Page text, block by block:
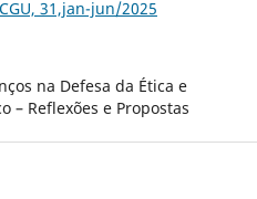
31,jan-jun/2025
na Defesa da Ética e
– Reflexões e Propostas